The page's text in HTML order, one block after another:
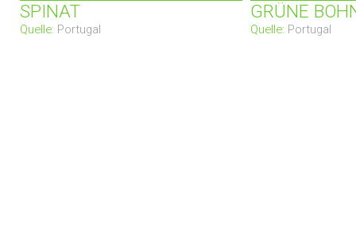
SPINAT
Quelle: Portugal
GRÜNE
Quelle: Portugal